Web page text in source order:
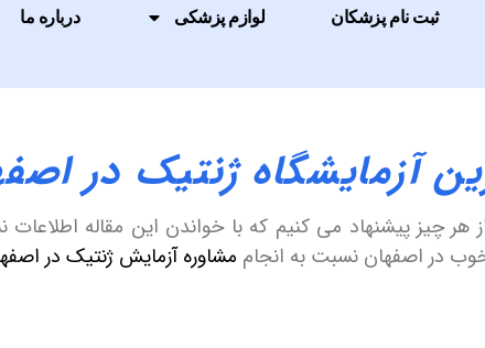
ثبت نام پزشکان لوازم پزشکی درباره ما
آزمایشگاه ژنتیک در
هر چیز پیشنهاد می کنیم که با خواندن این مقاله
در اصفهان نسبت به انجام مشاوره آزمایش ژنتیک در